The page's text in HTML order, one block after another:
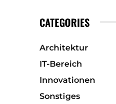
CATEGORIES
Architektur
IT-Bereich
Innovationen
Sonstiges